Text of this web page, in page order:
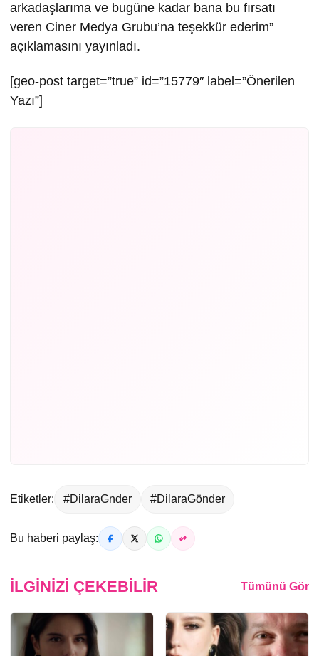
arkadaşlarıma ve bugüne kadar bana bu fırsatı
veren Ciner Medya Grubu’na teşekkür ederim”
açıklamasını yayınladı.
[geo-post target=”true” id=”15779″ label=”Önerilen
Yazı”]
Etiketler: #DilaraGnder #DilaraGönder
Bu haberi paylaş:
İLGINIZI ÇEKEBILIR Tümünü Gör